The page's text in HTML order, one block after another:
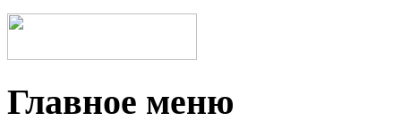
Главное меню